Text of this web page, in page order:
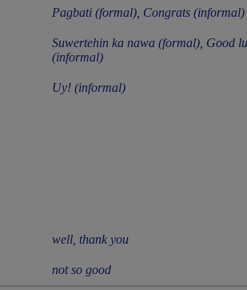
Pagbati (formal), Congrats (informal)
Suwertehin ka nawa (formal), Good
(informal)
Uy! (informal)
well, thank you
not so good